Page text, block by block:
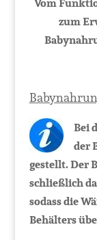
zum
Bei
der
gestellt. Der
schließlich
sodass die
Behälters